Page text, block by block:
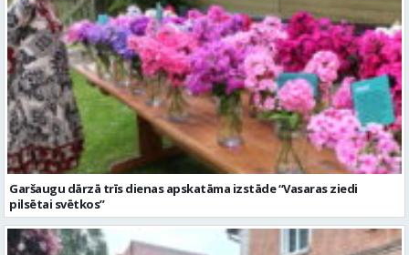
Garšaugu dārzā trīs dienas apskatāma izstāde “Vasaras ziedi
pilsētai svētkos”